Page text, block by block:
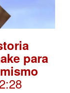
para